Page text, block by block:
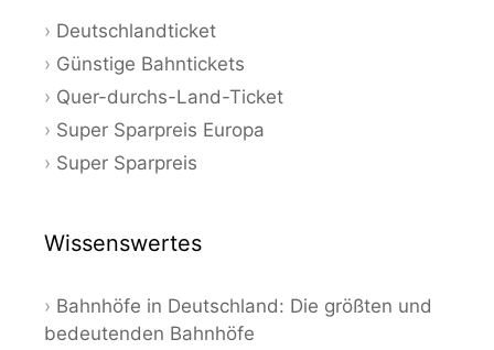
Deutschlandticket
Günstige Bahntickets
Quer-durchs-Land-Ticket
Super Sparpreis Europa
Super Sparpreis
Wissenswertes
Bahnhöfe in Deutschland: Die größten und
bedeutenden Bahnhöfe